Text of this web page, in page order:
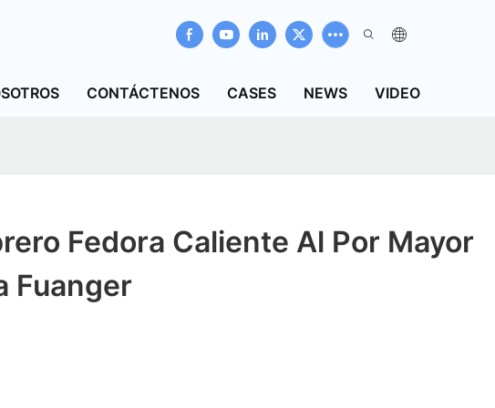
CONTÁCTENOS CASES NEWS VIDEO
Fedora Caliente Al Por Mayor
Fuanger